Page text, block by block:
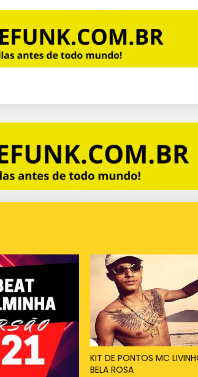
KIT DE PONTOS MC
BELA ROSA